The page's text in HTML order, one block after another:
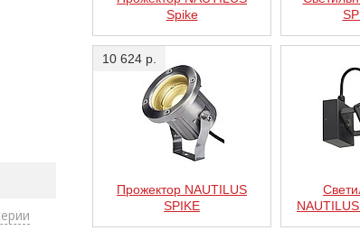
Spike
10 624 р.
Прожектор NAUTILUS
SPIKE